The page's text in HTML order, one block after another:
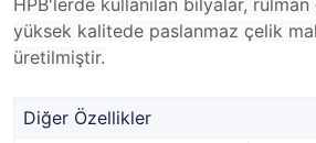
yüksek kalitede paslanmaz çelik
üretilmiştir.
Diğer Özellikler